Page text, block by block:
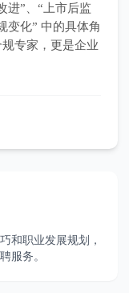
进”、“上市后监
变化” 中的具体角
专家，更是企业
和职业发展规划，
服务。